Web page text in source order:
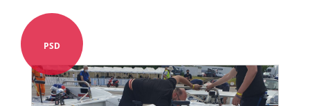
PSD